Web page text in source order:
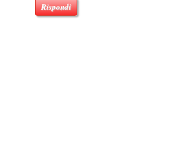
Rispondi